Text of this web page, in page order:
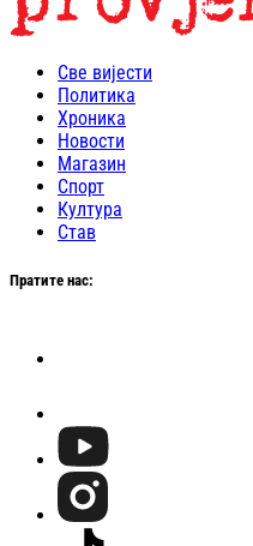
Све вијести
Политика
Хроника
Новости
Магазин
Спорт
Култура
Став
Пратите нас: